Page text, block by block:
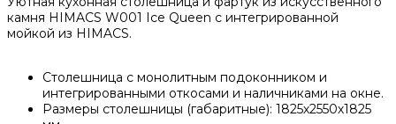
камня HIMACS W001 Ice Queen с интегрированной
мойкой из HIMACS.
Столешница с монолитным подоконником и
интегрированными откосами и наличниками на окне.
Размеры столешницы (габаритные): 1825х2550х1825